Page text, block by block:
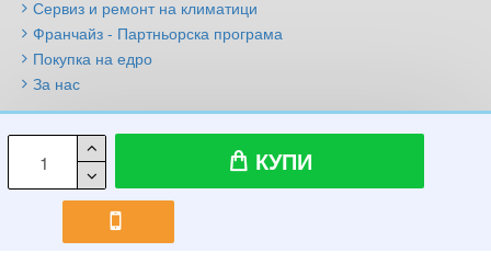
КУПИ
Сервиз и ремонт на климатици
Франчайз - Партньорска програма
Покупка на едро
За нас
© 2009-2026, Климатици.бг, Всички права запазени